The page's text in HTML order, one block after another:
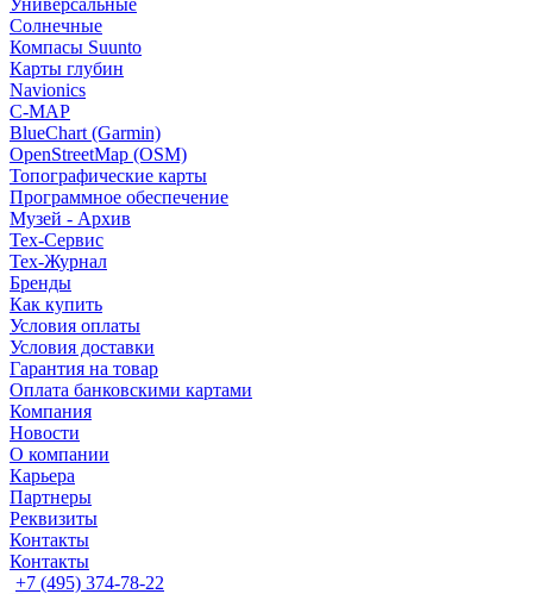
Универсальные
Солнечные
Компасы Suunto
Карты глубин
Navionics
C-MAP
BlueChart (Garmin)
OpenStreetMap (OSM)
Топографические карты
Программное обеспечение
Музей - Архив
Tex-Сервис
Тех-Журнал
Бренды
Как купить
Условия оплаты
Условия доставки
Гарантия на товар
Оплата банковскими картами
Компания
Новости
О компании
Карьера
Партнеры
Реквизиты
Контакты
Контакты
+7 (495) 374-78-22